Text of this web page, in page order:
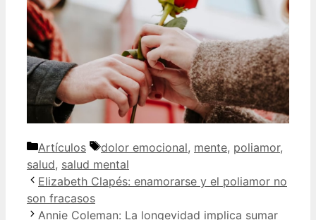
Categorías
Artículos Etiquetas
dolor emocional, mente, poliamor,
salud, salud mental
Elizabeth Clapés: enamorarse y el poliamor no
son fracasos
Annie Coleman: La longevidad implica sumar